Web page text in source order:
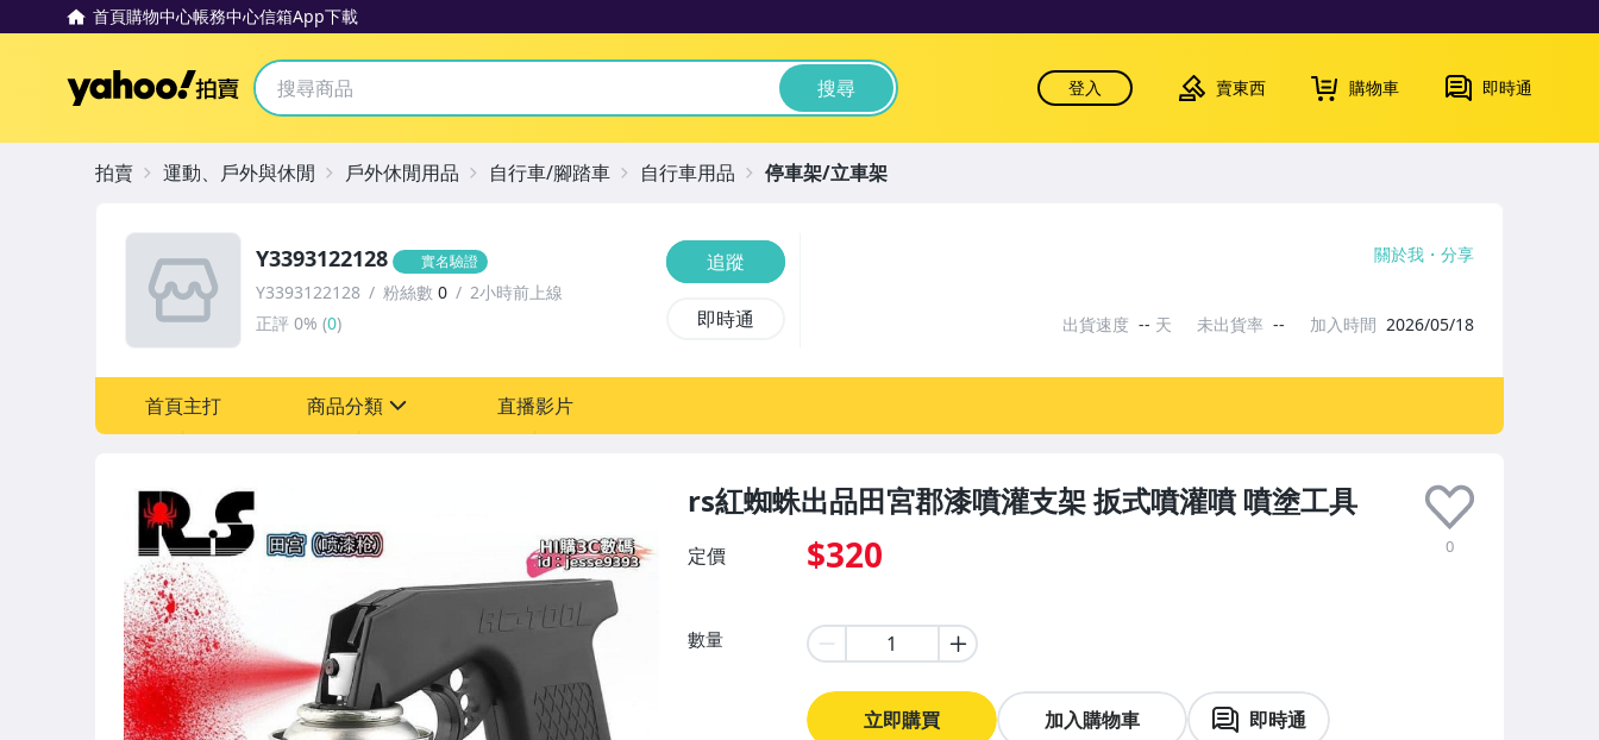
首頁購物中心帳務中心信箱App下載
Yahoo拍賣 搜尋 登入 賣東西 購物車 即時通
rs紅蜘蛛出品田宮郡漆噴灌支架 扳式噴灌噴 噴塗工具
0
定價 $320
數量
立即購買 加入購物車 即時通
Y3393122128 實名驗證
Y3393122128 粉絲數 0
2小時前上線
正評 0% (0)
追蹤
即時通
關於我 分享
出貨速度 -- 天 未出貨率 -- 加入時間 2026/05/18
首頁主打 商品分類
圖書/影音/文具
古董、藝術與礦石
手機、配件與通訊
美容保養與彩妝
直播影片
拍賣 運動、戶外與休閒 戶外休閒用品 自行車/腳踏車 自行車用品 停車架/立車架